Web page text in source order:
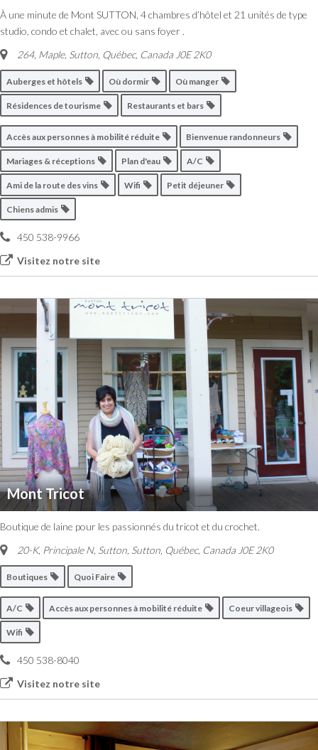
À une minute de Mont SUTTON, 4 chambres d’hôtel et 21 unités de type
studio, condo et chalet, avec ou sans foyer .
264, Maple, Sutton Québec, Canada J0E 2K0
Auberges et hôtels Où dormir Où manger
Résidences de tourisme Restaurants et bars
Accès aux personnes à mobilité réduite Bienvenue randonneurs
Mariages & réceptions Plan d'eau A/C
Ami de la route des vins Wifi Petit déjeuner
Chiens admis
450 538-9966
Visitez notre site
Mont Tricot
Boutique de laine pour les passionnés du tricot et du crochet.
20-K, Principale N, Sutton Sutton, Québec, Canada J0E 2K0
Boutiques Quoi Faire
A/C Accès aux personnes à mobilité réduite Coeur villageois
Wifi
450 538-8040
Visitez notre site